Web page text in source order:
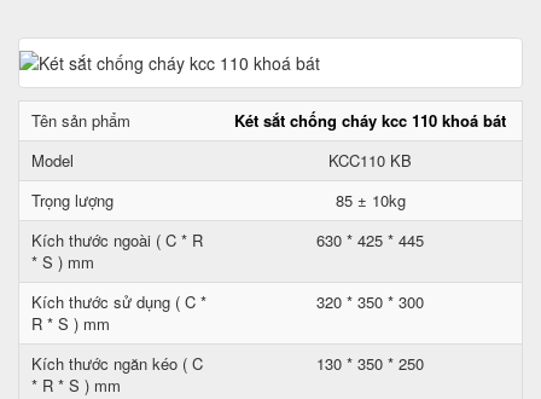
Tên sản phẩm
Két sắt chống cháy kcc 110 khoá bát
Model
KCC110 KB
Trọng lượng
85 ± 10kg
Kích thước ngoài ( C * R
* S ) mm
630 * 425 * 445
Kích thước sử dụng ( C *
R * S ) mm
320 * 350 * 300
Kích thước ngăn kéo ( C
* R * S ) mm
130 * 350 * 250